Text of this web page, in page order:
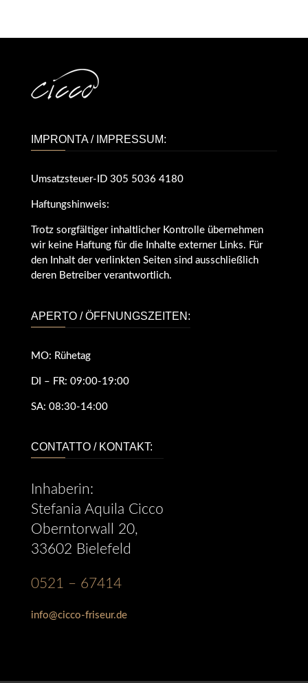
IMPRONTA / IMPRESSUM:
Umsatzsteuer-ID 305 5036 4180
Haftungshinweis:
Trotz sorgfältiger inhaltlicher Kontrolle übernehmen
wir keine Haftung für die Inhalte externer Links. Für
den Inhalt der verlinkten Seiten sind ausschließlich
deren Betreiber verantwortlich.
APERTO / ÖFFNUNGSZEITEN:
MO: Rühetag
DI – FR: 09:00-19:00
SA: 08:30-14:00
CONTATTO / KONTAKT:
Inhaberin:
Stefania Aquila Cicco
Oberntorwall 20,
33602 Bielefeld
0521 – 67414
info@cicco-friseur.de